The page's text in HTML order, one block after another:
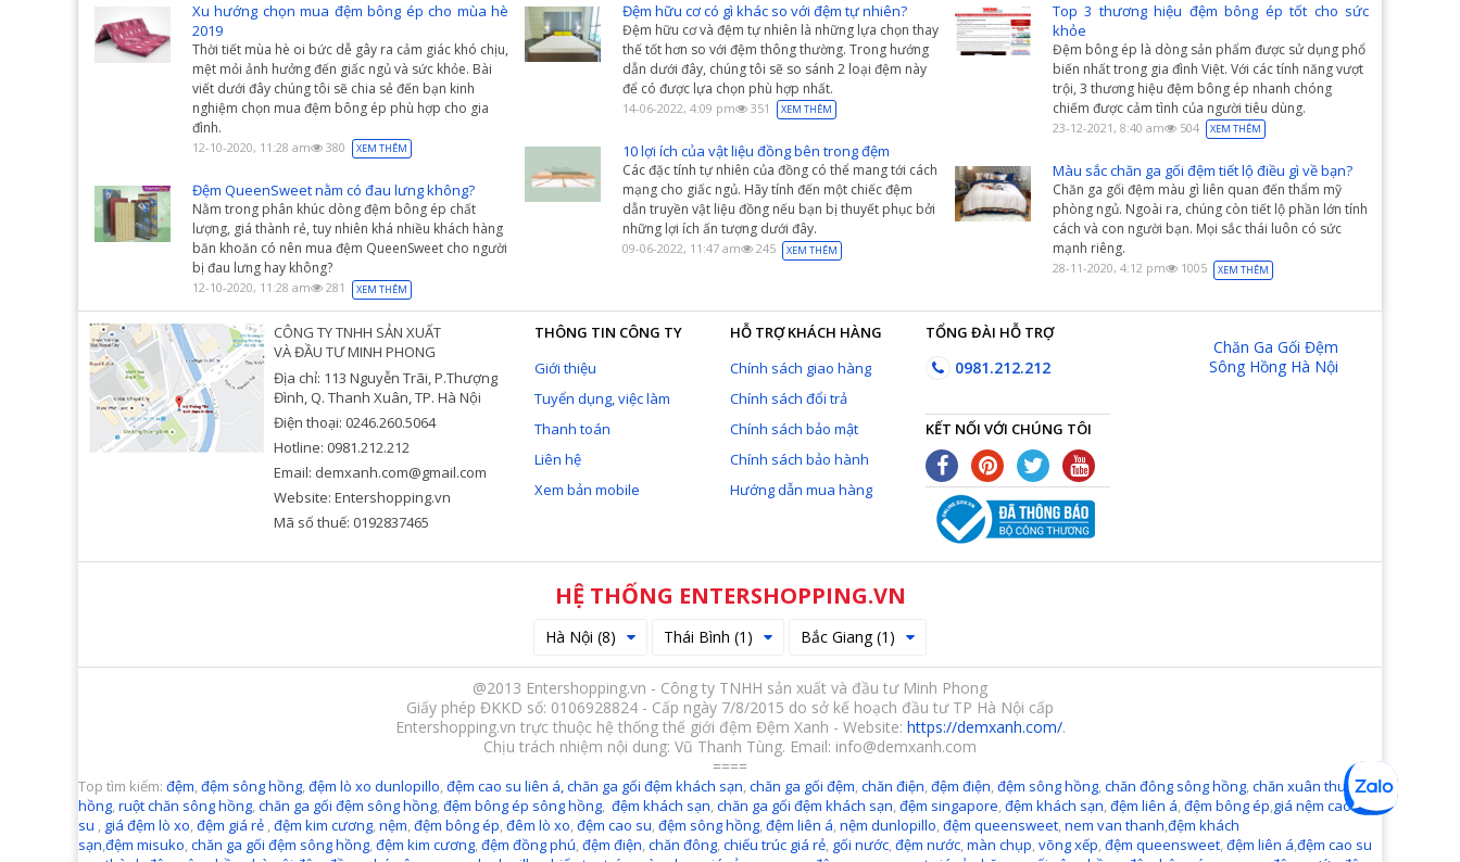
Xu hướng chọn mua đệm bông ép cho mùa hè
2019
Thời tiết mùa hè oi bức dễ gây ra cảm giác khó chịu,
mệt mỏi ảnh hưởng đến giấc ngủ và sức khỏe. Bài
viết dưới đây chúng tôi sẽ chia sẻ đến bạn kinh
nghiệm chọn mua đệm bông ép phù hợp cho gia
đình.
12-10-2020, 11:28 am 380 XEM THÊM
Đệm QueenSweet nằm có đau lưng không?
Nằm trong phân khúc dòng đệm bông ép chất
lượng, giá thành rẻ, tuy nhiên khá nhiều khách hàng
băn khoăn có nên mua đệm QueenSweet cho người
bị đau lưng hay không?
12-10-2020, 11:28 am 281 XEM THÊM
Đệm hữu cơ có gì khác so với đệm tự nhiên?
Đệm hữu cơ và đệm tự nhiên là những lựa chọn thay
thế tốt hơn so với đệm thông thường. Trong hướng
dẫn dưới đây, chúng tôi sẽ so sánh 2 loại đệm này
để có được lựa chọn phù hợp nhất.
14-06-2022, 4:09 pm 351 XEM THÊM
10 lợi ích của vật liệu đồng bên trong đệm
Các đặc tính tự nhiên của đồng có thể mang tới cách
mạng cho giấc ngủ. Hãy tính đến một chiếc đệm
dẫn truyền vật liệu đồng nếu bạn bị thuyết phục bởi
những lợi ích ấn tượng dưới đây.
09-06-2022, 11:47 am 245 XEM THÊM
Top 3 thương hiệu đệm bông ép tốt cho sức
khỏe
Đệm bông ép là dòng sản phẩm được sử dụng phổ
biến nhất trong gia đình Việt. Với các tính năng vượt
trội, 3 thương hiệu đệm bông ép nhanh chóng
chiếm được cảm tình của người tiêu dùng.
23-12-2021, 8:40 am 504 XEM THÊM
Màu sắc chăn ga gối đệm tiết lộ điều gì về bạn?
Chăn ga gối đệm màu gì liên quan đến thẩm mỹ
phòng ngủ. Ngoài ra, chúng còn tiết lộ phần lớn tính
cách và con người bạn. Mọi sắc thái luôn có sức
mạnh riêng.
28-11-2020, 4:12 pm 1005 XEM THÊM
CÔNG TY TNHH SẢN XUẤT
VÀ ĐẦU TƯ MINH PHONG
Địa chỉ: 113 Nguyễn Trãi, P.Thượng
Đình, Q. Thanh Xuân, TP. Hà Nội
Điện thoại: 0246.260.5064
Hotline: 0981.212.212
Email: demxanh.com@gmail.com
Website: Entershopping.vn
Mã số thuế: 0192837465
THÔNG TIN CÔNG TY
Giới thiệu
Tuyển dụng, việc làm
Thanh toán
Liên hệ
Xem bản mobile
HỖ TRỢ KHÁCH HÀNG
Chính sách giao hàng
Chính sách đổi trả
Chính sách bảo mật
Chính sách bảo hành
Hướng dẫn mua hàng
TỔNG ĐÀI HỖ TRỢ
0981.212.212
KẾT NỐI VỚI CHÚNG TÔI
Chăn Ga Gối Đệm
Sông Hồng Hà Nội
HỆ THỐNG ENTERSHOPPING.VN
Hà Nội (8) Thái Bình (1) Bắc Giang (1)
@2013 Entershopping.vn - Công ty TNHH sản xuất và đầu tư Minh Phong
Giấy phép ĐKKD số: 0106928824 - Cấp ngày 7/8/2015 do sở kế hoạch đầu tư TP Hà Nội cấp
Entershopping.vn trực thuộc hệ thống thế giới đệm Đệm Xanh - Website: https://demxanh.com/.
Chịu trách nhiệm nội dung: Vũ Thanh Tùng. Email: info@demxanh.com
====
Top tìm kiếm: đệm đệm sông hồng đệm lò xo dunlopillo đệm cao su liên á, chăn ga gối đệm khách sạn chăn ga gối đệm chăn điện đệm điện đệm sông hồng chăn đông sông hồng chăn xuân thu sông
hồng ruột chăn sông hồng chăn ga gối đệm sông hồng đệm bông ép sông hồng đệm khách sạn chăn ga gối đệm khách sạn đệm singapore đệm khách sạn đệm liên á đệm bông ép giá nệm cao
su
giá đệm lò xo đệm giá rẻ đệm kim cương nệm đệm bông ép đêm lò xo đệm cao su đệm sông hồng đệm liên á nệm dunlopillo đệm queensweet nem van thanh đệm khách
sạn đệm misuko chăn ga gối đệm sông hồng đệm kim cương đệm đồng phú đệm điện chăn đông chiếu trúc giá rẻ gối nước đệm nước màn chụp võng xếp đệm queensweet đệm liên á đệm cao su